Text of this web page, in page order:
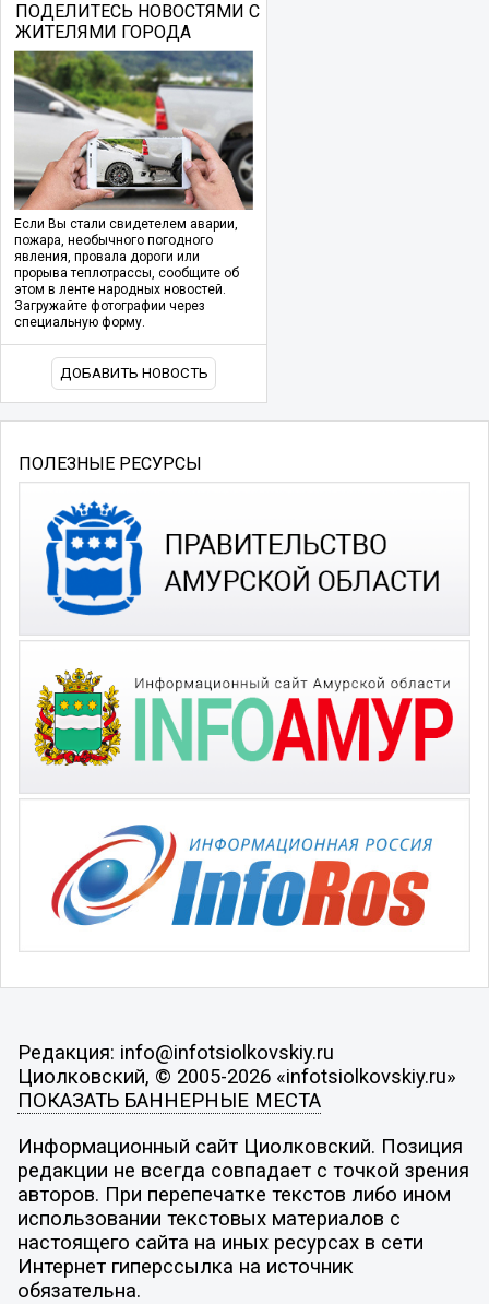
ПОДЕЛИТЕСЬ НОВОСТЯМИ С
ЖИТЕЛЯМИ ГОРОДА
Если Вы стали свидетелем аварии,
пожара, необычного погодного
явления, провала дороги или
прорыва теплотрассы, сообщите об
этом в ленте народных новостей.
Загружайте фотографии через
специальную форму.
ДОБАВИТЬ НОВОСТЬ
ПОЛЕЗНЫЕ РЕСУРСЫ
Редакция: info@infotsiolkovskiy.ru
Циолковский, © 2005-2026 «infotsiolkovskiy.ru»
ПОКАЗАТЬ БАННЕРНЫЕ МЕСТА
Информационный сайт Циолковский. Позиция
редакции не всегда совпадает с точкой зрения
авторов. При перепечатке текстов либо ином
использовании текстовых материалов с
настоящего сайта на иных ресурсах в сети
Интернет гиперссылка на источник
обязательна.